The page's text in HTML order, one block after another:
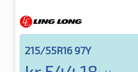
215/55R16 97Y